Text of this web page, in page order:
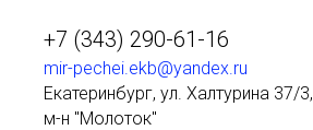
+7 (343) 290-61-16
mir-pechei.ekb@yandex.ru
Екатеринбург, ул. Халтурина 37/3,
м-н "Молоток"